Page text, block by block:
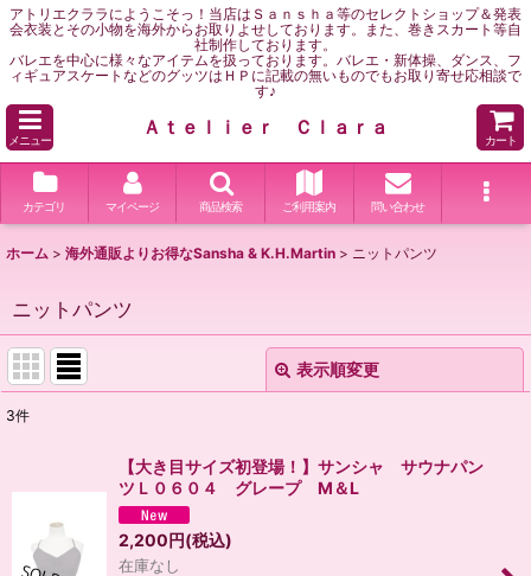
アトリエクララにようこそっ！当店はＳａｎｓｈａ等のセレクトショップ＆発表
会衣装とその小物を海外からお取りよせしております。また、巻きスカート等自
社制作しております。
バレエを中心に様々なアイテムを扱っております。バレエ・新体操、ダンス、フ
ィギュアスケートなどのグッツはＨＰに記載の無いものでもお取り寄せ応相談で
す♪
メニュー
Ａｔｅｌｉｅｒ Ｃｌａｒａ
カート
カテゴリ マイページ 商品検索 ご利用案内 問い合わせ
ホーム > 海外通販よりお得なSansha & K.H.Martin > ニットパンツ
ニットパンツ
表示順変更
3件
【大き目サイズ初登場！】サンシャ サウナパン
ツＬ０６０４ グレープ M＆L
2,200円(税込)
在庫なし